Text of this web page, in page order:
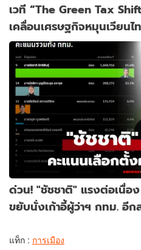
เวที “The Green Tax
เคลื่อนเศรษฐกิจหมุนเวียนไ
ด่วน! "ชัชชาติ" แรงต่อเนื่อ
ขยับนั่งเก้าอี้ผู้ว่าฯ กทม. อีก
แท็ก : การเมือง